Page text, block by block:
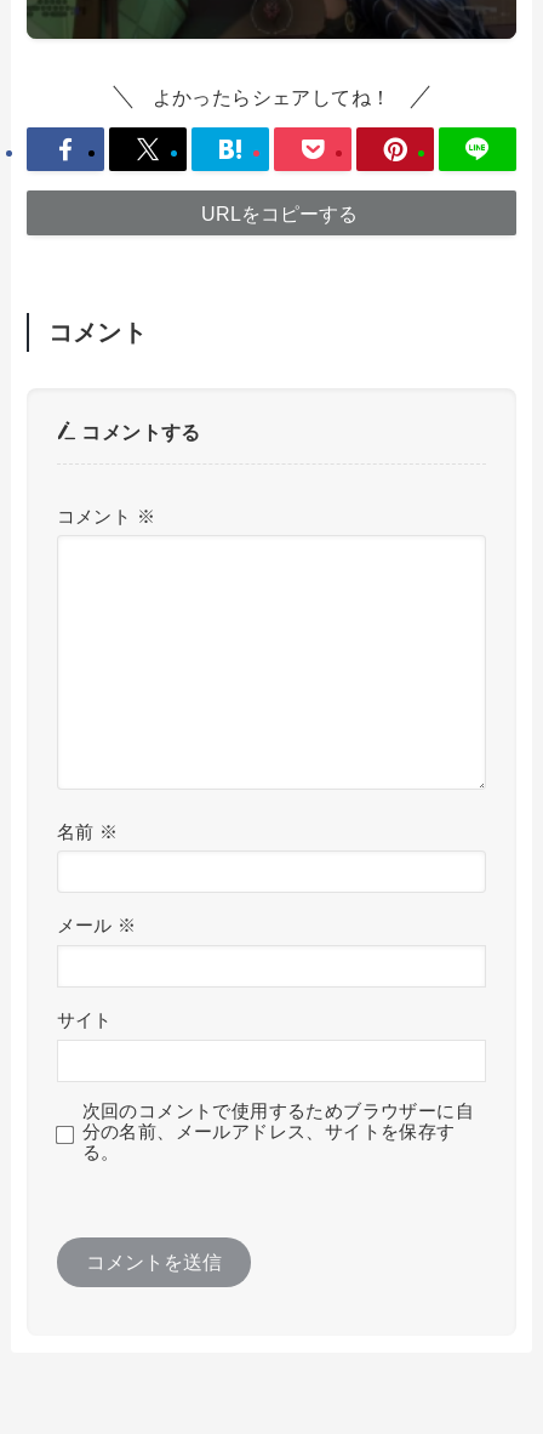
よかったらシェアしてね！
URLをコピーする
コメント
コメントする
コメント ※
名前 ※
メール ※
サイト
次回のコメントで使用するためブラウザーに自
分の名前、メールアドレス、サイトを保存す
る。